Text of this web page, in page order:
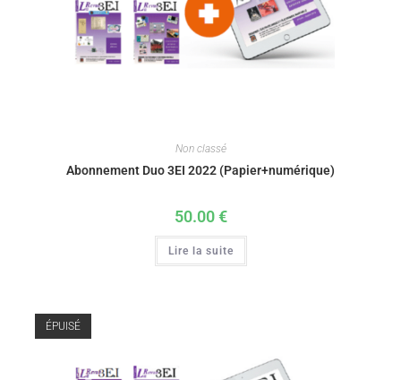
Non classé
Abonnement Duo 3EI 2022 (Papier+numérique)
50.00€
Lire la suite
ÉPUISÉ